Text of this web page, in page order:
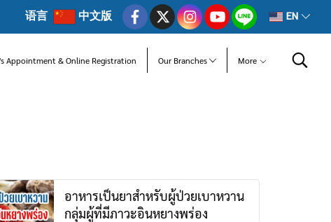
语言 中文版 EN
Appointment & Online Registration Our Branches More
อาหารเป็นยาสำหรับผู้ป่วยเบาหวาน
กลุ่มผู้ที่มีภาวะอินหยางพร่อง